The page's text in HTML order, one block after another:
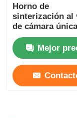
horno de
Horno de
Horno de
sinterización al
de cámara
estructura
compactaMejor